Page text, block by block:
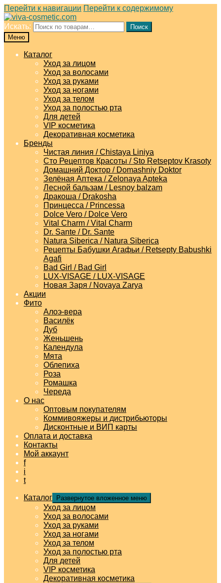
Перейти к навигации Перейти к содержимому
Искать:
Поиск
Меню
Каталог
Уход за лицом
Уход за волосами
Уход за руками
Уход за ногами
Уход за телом
Уход за полостью рта
Для детей
VIP косметика
Декоративная косметика
Бренды
Чистая линия / Chistaya Liniya
Сто Рецептов Красоты / Sto Retseptov Krasoty
Домашний Доктор / Domashniy Doktor
Зелёная Аптека / Zelonaya Apteka
Лесной бальзам / Lesnoy balzam
Дракоша / Drakosha
Принцесса / Princessa
Dolce Vero / Dolce Vero
Vital Charm / Vital Charm
Dr. Sante / Dr. Sante
Natura Siberica / Natura Siberica
Рецепты Бабушки Агафьи / Retsepty Babushki
Agafi
Bad Girl / Bad Girl
LUX-VISAGE / LUX-VISAGE
Новая Заря / Novaya Zarya
Акции
Фито
Алоэ-вера
Василёк
Дуб
Женьшень
Календула
Мята
Облепиха
Роза
Ромашка
Череда
О нас
Оптовым покупателям
Коммивояжеры и дистрибьюторы
Дисконтные и ВИП карты
Оплата и доставка
Контакты
Мой аккаунт
f
i
t
Каталог Развернутое вложенное меню
Уход за лицом
Уход за волосами
Уход за руками
Уход за ногами
Уход за телом
Уход за полостью рта
Для детей
VIP косметика
Декоративная косметика